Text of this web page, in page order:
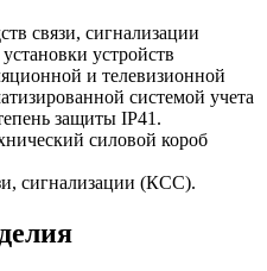
связи, сигнализации
устройств
и телевизионной
системой учета
защиты IP41.
силовой короб
сигнализации (КСС).